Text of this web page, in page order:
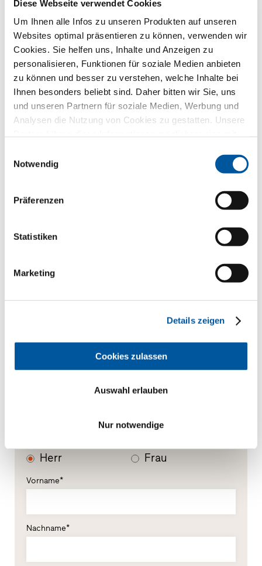
Diese Webseite verwendet Cookies
Um Ihnen alle Infos zu unseren Produkten auf unseren
Websites optimal präsentieren zu können, verwenden wir
Cookies. Sie helfen uns, Inhalte und Anzeigen zu
personalisieren, Funktionen für soziale Medien anbieten
zu können und besser zu verstehen, welche Inhalte bei
Ihnen besonders beliebt sind. Daher bitten wir Sie, uns
und unseren Partnern für soziale Medien, Werbung und
Analysen die Nutzung von Cookies zu gestatten. Unsere
haben oder die sie im Rahmen Ihrer Nutzung der Dienste
Notwendig
Präferenzen
Statistiken
Marketing
Details zeigen
Cookies zulassen
Auswahl erlauben
Nur notwendige
Wir verwenden Ihre Daten, um Ihre Anfrage bestmöglich
Dafür geben wir Sie direkt an den gewählten
Händlerpartner weiter – ebenfalls nur für diesen Zweck.
Alle Einzelheiten der Datenverarbeitung sind in
dieser Datenschutzerklärungbeschrieben.
Welches Thema interessiert Sie besonders?
Fenster
Fensteraustausch
Ihre Mitteilung
Herr Frau
Vorname*
Nachname*